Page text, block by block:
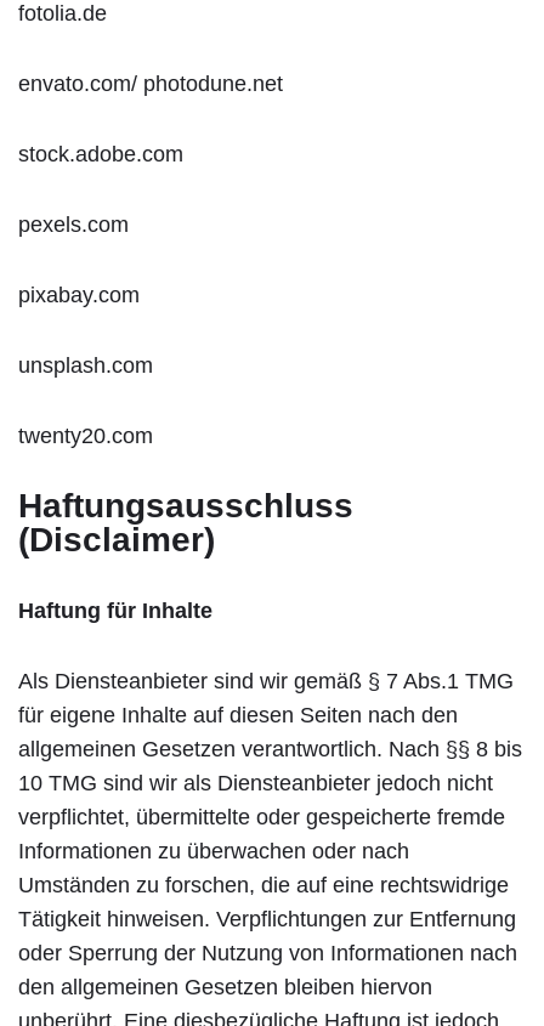
fotolia.de
envato.com/ photodune.net
stock.adobe.com
pexels.com
pixabay.com
unsplash.com
twenty20.com
Haftungsausschluss
(Disclaimer)
Haftung für Inhalte
Als Diensteanbieter sind wir gemäß § 7 Abs.1 TMG
für eigene Inhalte auf diesen Seiten nach den
allgemeinen Gesetzen verantwortlich. Nach §§ 8 bis
10 TMG sind wir als Diensteanbieter jedoch nicht
verpflichtet, übermittelte oder gespeicherte fremde
Informationen zu überwachen oder nach
Umständen zu forschen, die auf eine rechtswidrige
Tätigkeit hinweisen. Verpflichtungen zur Entfernung
oder Sperrung der Nutzung von Informationen nach
den allgemeinen Gesetzen bleiben hiervon
unberührt. Eine diesbezügliche Haftung ist jedoch